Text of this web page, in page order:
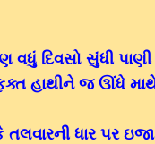
દિવસો સુંધી
હાથીને જ ઊંધે
ધાર પર